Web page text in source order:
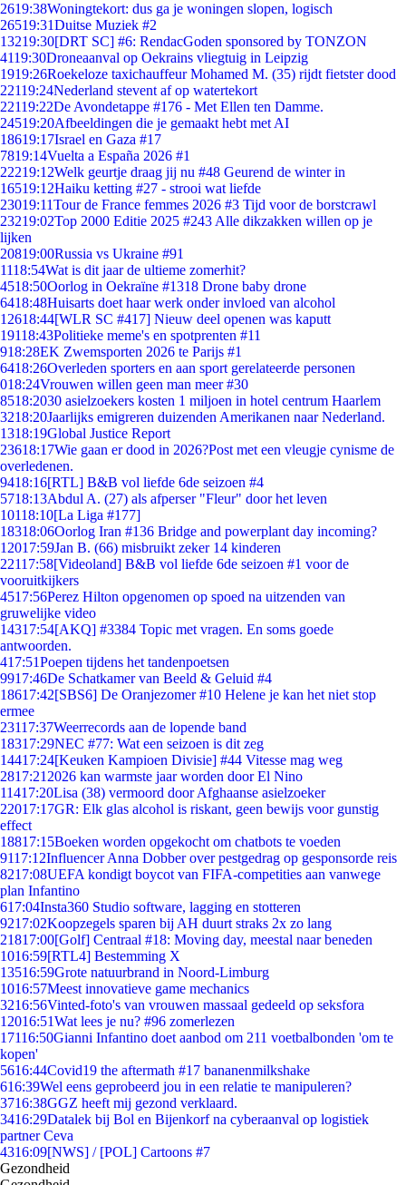
2619:38Woningtekort: dus ga je woningen slopen, logisch
26519:31Duitse Muziek #2
13219:30[DRT SC] #6: RendacGoden sponsored by TONZON
4119:30Droneaanval op Oekrains vliegtuig in Leipzig
1919:26Roekeloze taxichauffeur Mohamed M. (35) rijdt fietster dood
22119:24Nederland stevent af op watertekort
22119:22De Avondetappe #176 - Met Ellen ten Damme.
24519:20Afbeeldingen die je gemaakt hebt met AI
18619:17Israel en Gaza #17
7819:14Vuelta a España 2026 #1
22219:12Welk geurtje draag jij nu #48 Geurend de winter in
16519:12Haiku ketting #27 - strooi wat liefde
23019:11Tour de France femmes 2026 #3 Tijd voor de borstcrawl
23219:02Top 2000 Editie 2025 #243 Alle dikzakken willen op je
lijken
20819:00Russia vs Ukraine #91
1118:54Wat is dit jaar de ultieme zomerhit?
4518:50Oorlog in Oekraïne #1318 Drone baby drone
6418:48Huisarts doet haar werk onder invloed van alcohol
12618:44[WLR SC #417] Nieuw deel openen was kaputt
19118:43Politieke meme's en spotprenten #11
918:28EK Zwemsporten 2026 te Parijs #1
6418:26Overleden sporters en aan sport gerelateerde personen
018:24Vrouwen willen geen man meer #30
8518:2030 asielzoekers kosten 1 miljoen in hotel centrum Haarlem
3218:20Jaarlijks emigreren duizenden Amerikanen naar Nederland.
1318:19Global Justice Report
23618:17Wie gaan er dood in 2026?Post met een vleugje cynisme de
overledenen.
9418:16[RTL] B&B vol liefde 6de seizoen #4
5718:13Abdul A. (27) als afperser "Fleur" door het leven
10118:10[La Liga #177]
18318:06Oorlog Iran #136 Bridge and powerplant day incoming?
12017:59Jan B. (66) misbruikt zeker 14 kinderen
22117:58[Videoland] B&B vol liefde 6de seizoen #1 voor de
vooruitkijkers
4517:56Perez Hilton opgenomen op spoed na uitzenden van
gruwelijke video
14317:54[AKQ] #3384 Topic met vragen. En soms goede
antwoorden.
417:51Poepen tijdens het tandenpoetsen
9917:46De Schatkamer van Beeld & Geluid #4
18617:42[SBS6] De Oranjezomer #10 Helene je kan het niet stop
ermee
23117:37Weerrecords aan de lopende band
18317:29NEC #77: Wat een seizoen is dit zeg
14417:24[Keuken Kampioen Divisie] #44 Vitesse mag weg
2817:21 2026 kan warmste jaar worden door El Nino
11417:20Lisa (38) vermoord door Afghaanse asielzoeker
22017:17GR: Elk glas alcohol is riskant, geen bewijs voor gunstig
effect
18817:15Boeken worden opgekocht om chatbots te voeden
9117:12Influencer Anna Dobber over pestgedrag op gesponsorde reis
8217:08UEFA kondigt boycot van FIFA-competities aan vanwege
plan Infantino
617:04Insta360 Studio software, lagging en stotteren
9217:02Koopzegels sparen bij AH duurt straks 2x zo lang
21817:00[Golf] Centraal #18: Moving day, meestal naar beneden
1016:59[RTL4] Bestemming X
13516:59Grote natuurbrand in Noord-Limburg
1016:57Meest innovatieve game mechanics
3216:56Vinted-foto's van vrouwen massaal gedeeld op seksfora
12016:51Wat lees je nu? #96 zomerlezen
17116:50Gianni Infantino doet aanbod om 211 voetbalbonden 'om te
kopen'
5616:44Covid19 the aftermath #17 bananenmilkshake
616:39Wel eens geprobeerd jou in een relatie te manipuleren?
3716:38GGZ heeft mij gezond verklaard.
3416:29Datalek bij Bol en Bijenkorf na cyberaanval op logistiek
partner Ceva
4316:09[NWS] / [POL] Cartoons #7
Gezondheid